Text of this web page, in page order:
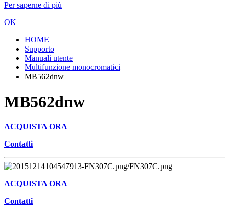
Per saperne di più
OK
HOME
Supporto
Manuali utente
Multifunzione monocromatici
MB562dnw
MB562dnw
ACQUISTA ORA
Contatti
ACQUISTA ORA
Contatti